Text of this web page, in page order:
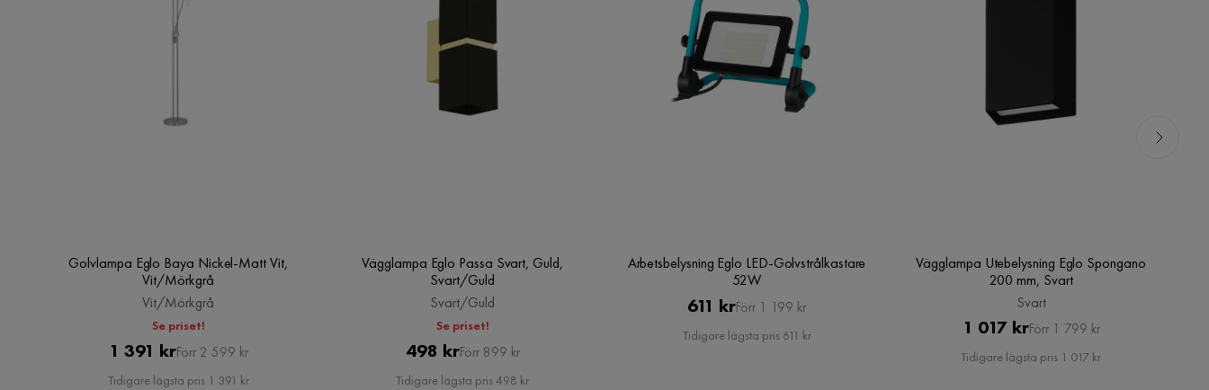
Golvlampa Eglo Baya Nickel-Matt Vit,
Vit/Mörkgrå
Vit/Mörkgrå
Se priset!
Pris
1 391 krOriginal
Pris
Förr 2 599 kr
Tidigare lägsta pris 1 391 kr
Vägglampa Eglo Passa Svart, Guld,
Svart/Guld
Svart/Guld
Se priset!
Pris
498 krOriginal
Pris
Förr 899 kr
Tidigare lägsta pris 498 kr
Arbetsbelysning Eglo LED-Golvstrålkastare
52W
Pris
611 kr Original
Pris
Förr 1 199 kr
Tidigare lägsta pris 611 kr
Vägglampa Utebelysning Eglo Spongano
200 mm, Svart
Svart
Pris
1 017 krOriginal
Pris
Förr 1 799 kr
Tidigare lägsta pris 1 017 kr